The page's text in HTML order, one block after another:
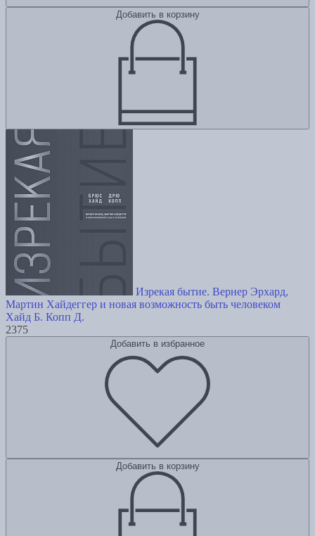
Добавить в корзину
Изрекая бытие. Вернер Эрхард,
Мартин Хайдеггер и новая возможность быть человеком
Хайд Б. Копп Д.
2375
Добавить в избранное
Добавить в корзину